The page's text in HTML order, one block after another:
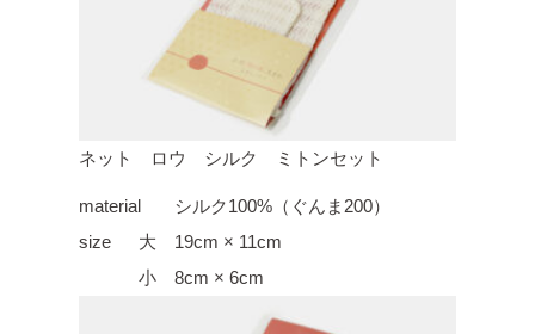
ネット ロウ シルク ミトンセット
material
シルク100%（ぐんま200）
size
大 19cm × 11cm
小 8cm × 6cm